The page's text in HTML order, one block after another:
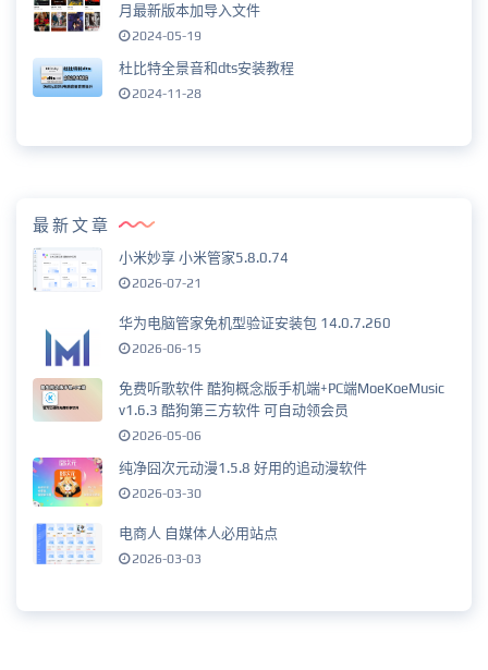
月最新版本加导入文件
2024-05-19
杜比特全景音和dts安装教程
2024-11-28
最新文章
小米妙享 小米管家5.8.0.74
2026-07-21
华为电脑管家免机型验证安装包 14.0.7.260
2026-06-15
免费听歌软件 酷狗概念版手机端+PC端MoeKoeMusic
v1.6.3 酷狗第三方软件 可自动领会员
2026-05-06
纯净囧次元动漫1.5.8 好用的追动漫软件
2026-03-30
电商人 自媒体人必用站点
2026-03-03